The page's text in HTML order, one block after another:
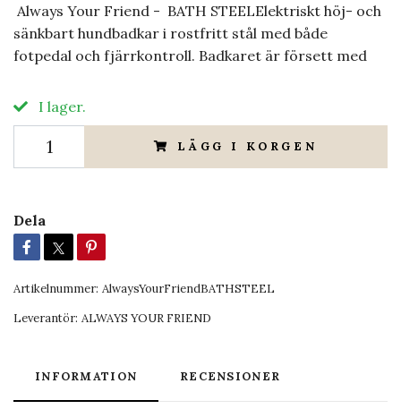
Always Your Friend - BATH STEELElektriskt höj- och
sänkbart hundbadkar i rostfritt stål med både
fotpedal och fjärrkontroll. Badkaret är försett med
I lager.
LÄGG I KORGEN
Dela
Artikelnummer: AlwaysYourFriendBATHSTEEL
Leverantör: ALWAYS YOUR FRIEND
INFORMATION RECENSIONER